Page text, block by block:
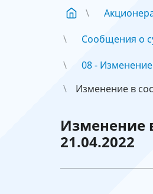
Сообщения о
08 -
Изменение в
Изменение
21.04.2022